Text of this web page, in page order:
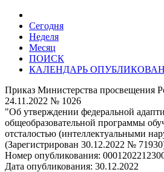
Сегодня
Неделя
Месяц
ПОИСК
КАЛЕНДАРЬ
Приказ Министерства просвещения
24.11.2022 № 1026
"Об утверждении федеральной
общеобразовательной программы
отсталостью (интеллектуальными
(Зарегистрирован 30.12.2022 №
Номер опубликования:
Дата опубликования: 30.12.2022